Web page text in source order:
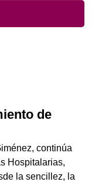
de
continúa
Hospitalarias,
la sencillez, la